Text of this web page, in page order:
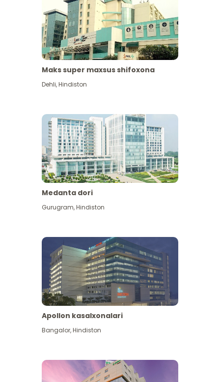
Maks super maxsus shifoxona
Dehli,Hindiston
Medanta dori
Gurugram,Hindiston
Apollon kasalxonalari
Bangalor,Hindiston